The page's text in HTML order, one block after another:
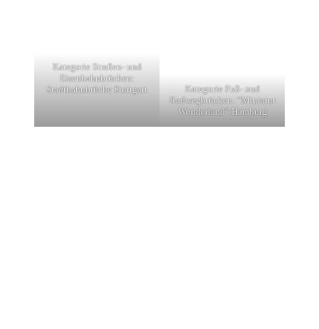
Kategorie Straßen- und
Eisenbahnbrücken:
Stadtbahnbrücke Stuttgart
Kategorie Fuß- und
Radwegbrücken: “Miniatur
Wunderland” Hamburg